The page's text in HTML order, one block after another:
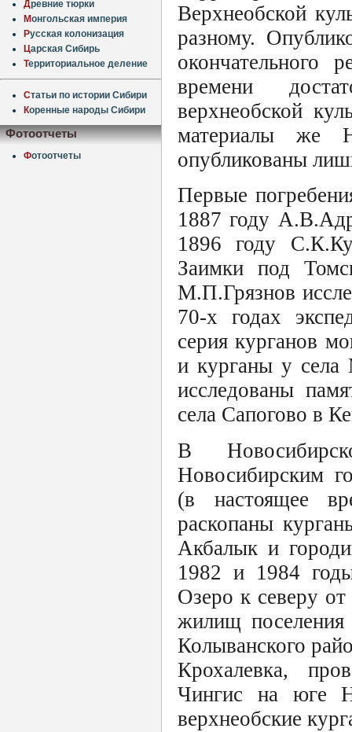
Древние тюрки
Монгольская империя
Русская колонизация
Царская Сибирь
Территориальное деление
Статьи по истории Сибири
Коренные народы Сибири
Фотоотчеты
Фотоотчеты
Верхнеобской
разному.
окончательного
времени
верхнеобской
материалы же
опубликованы
Первые
1887 году
1896 году
Заимки под
М.П.Грязнов
70-х годах
серия курганов
и курганы у села
исследованы
села Сапогово в
В
Новосибирским
(в настоящее
раскопаны
Акбалык и
1982 и 1984
Озеро к северу
жилищ
Колыванского
Крохалевка,
Чингис на юге
верхнеобские